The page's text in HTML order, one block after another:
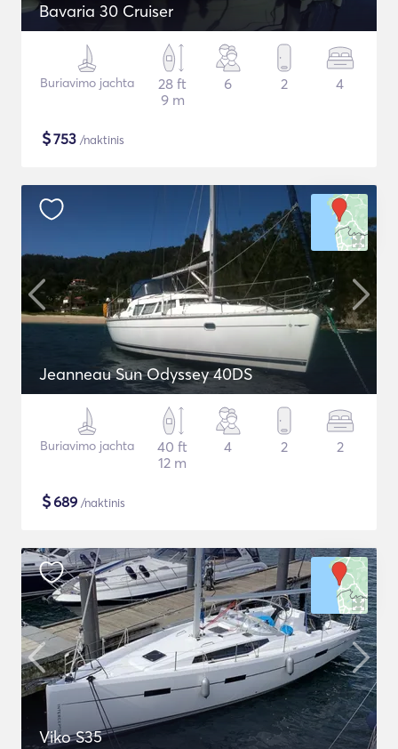
Bavaria 30 Cruiser
Buriavimo jachta
28 ft
9 m
6 2 4
$753 /naktinis
Jeanneau Sun Odyssey 40DS
Buriavimo jachta
40 ft
12 m
4 2 2
$689 /naktinis
Viko S35